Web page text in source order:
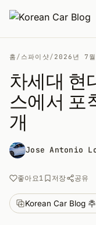
홈 / 스파이샷/ 2026년 7
차세대 현
스에서 포
개
Jose Antonio
좋아요1 저장 공유
Korean Car Blog